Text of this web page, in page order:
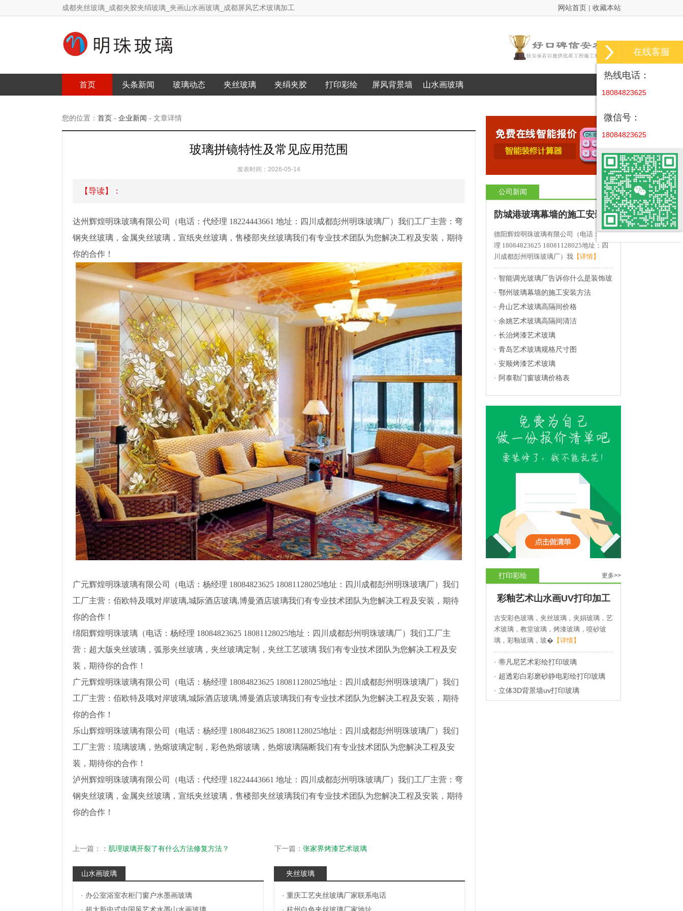
成都夹丝玻璃_成都夹胶夹绢玻璃_夹画山水画玻璃_成都屏风艺术玻璃加工 网站首页 | 收藏本站
首页 头条新闻 玻璃动态 夹丝玻璃 夹绢夹胶 打印彩绘 屏风背景墙 山水画玻璃
您的位置： 首页 - 企业新闻 - 文章详情
玻璃拼镜特性及常见应用范围
发表时间：2026-05-14
【导读】：
达州辉煌明珠玻璃有限公司（电话：代经理 18224443661 地址：四川成都彭州明珠玻璃厂）我们工厂主营：弯
钢夹丝玻璃，金属夹丝玻璃，宣纸夹丝玻璃，售楼部夹丝玻璃我们有专业技术团队为您解决工程及安装，期待
你的合作！
广元辉煌明珠玻璃有限公司（电话：杨经理 18084823625 18081128025地址：四川成都彭州明珠玻璃厂）我们
工厂主营：佰欧特及哦对岸玻璃,城际酒店玻璃,博曼酒店玻璃我们有专业技术团队为您解决工程及安装，期待
你的合作！
绵阳辉煌明珠玻璃（电话：杨经理 18084823625 18081128025地址：四川成都彭州明珠玻璃厂）我们工厂主
营：超大版夹丝玻璃，弧形夹丝玻璃，夹丝玻璃定制，夹丝工艺玻璃 我们有专业技术团队为您解决工程及安
装，期待你的合作！
广元辉煌明珠玻璃有限公司（电话：杨经理 18084823625 18081128025地址：四川成都彭州明珠玻璃厂）我们
工厂主营：佰欧特及哦对岸玻璃,城际酒店玻璃,博曼酒店玻璃我们有专业技术团队为您解决工程及安装，期待
你的合作！
乐山辉煌明珠玻璃有限公司（电话：杨经理 18084823625 18081128025地址：四川成都彭州明珠玻璃厂）我们
工厂主营：琉璃玻璃，热熔玻璃定制，彩色热熔玻璃，热熔玻璃隔断我们有专业技术团队为您解决工程及安
装，期待你的合作！
泸州辉煌明珠玻璃有限公司（电话：代经理 18224443661 地址：四川成都彭州明珠玻璃厂）我们工厂主营：弯
钢夹丝玻璃，金属夹丝玻璃，宣纸夹丝玻璃，售楼部夹丝玻璃我们有专业技术团队为您解决工程及安装，期待
你的合作！
上一篇：： 肌理玻璃开裂了有什么方法修复方法？ 下一篇： 张家界烤漆艺术玻璃
山水画玻璃
· 办公室浴室衣柜门窗户水墨画玻璃
夹丝玻璃
· 重庆工艺夹丝玻璃厂家联系电话
公司新闻 更多>>
防城港玻璃幕墙的施工安装方
法
德阳辉煌明珠玻璃有限公司（电话：杨经
理 18084823625 18081128025地址：四
川成都彭州明珠玻璃厂）我 【详情】
· 智能调光玻璃厂告诉你什么是装饰玻
璃？
· 鄂州玻璃幕墙的施工安装方法
· 舟山艺术玻璃高隔间价格
· 余姚艺术玻璃高隔间清洁
· 长治烤漆艺术玻璃
· 青岛艺术玻璃规格尺寸图
· 安顺烤漆艺术玻璃
· 阿泰勒门窗玻璃价格表
打印彩绘 更多>>
彩釉艺术山水画UV打印加工
吉安彩色玻璃，夹丝玻璃，夹娟玻璃，艺
术玻璃，教堂玻璃，烤漆玻璃，喷砂玻
璃，彩釉玻璃，玻� 【详情】
· 蒂凡尼艺术彩绘打印玻璃
· 超透彩白彩磨砂静电彩绘打印玻璃
· 立体3D背景墙uv打印玻璃
在线客服
热线电话：
18084823625
微信号：
18084823625